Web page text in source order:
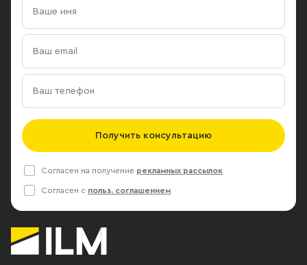
Получить консультацию
Согласен на получение рекламных рассылок
Согласен с польз. соглашением